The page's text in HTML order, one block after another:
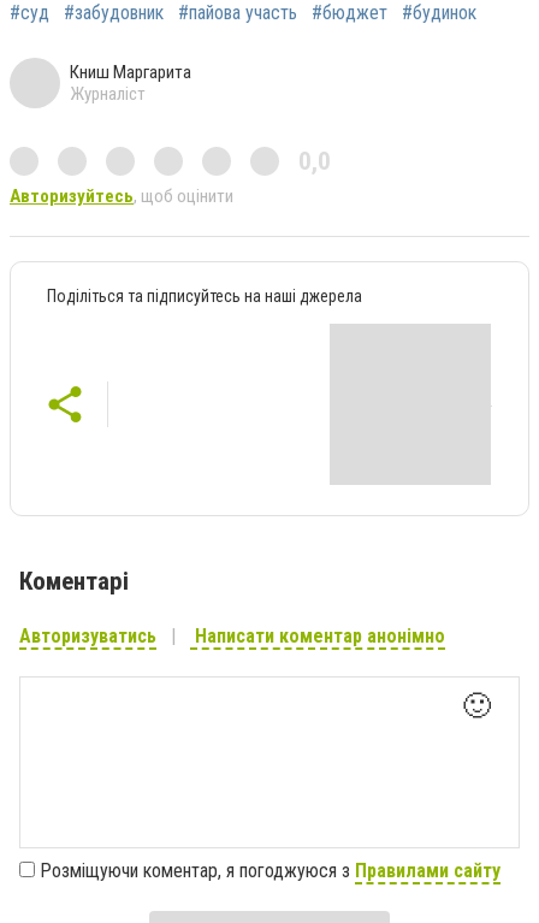
#суд #забудовник #пайова участь #бюджет #будинок
Книш Маргарита
Журналіст
0,0
Авторизуйтесь, щоб оцінити
Поділіться та підписуйтесь на наші джерела
Коментарі
Авторизуватись Написати коментар анонімно
🙂
Розміщуючи коментар, я погоджуюся з Правилами сайту